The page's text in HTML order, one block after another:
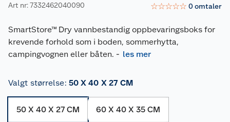
Art nr: 7332462040090 ☆☆☆☆☆ 0omtaler
SmartStore™ Dry vannbestandig oppbevaringsboks for
krevende forhold som i boden, sommerhytta,
campingvognen eller båten. - les mer
Valgt størrelse: 50 X 40 X 27 CM
50 X 40 X 27 CM 60 X 40 X 35 CM